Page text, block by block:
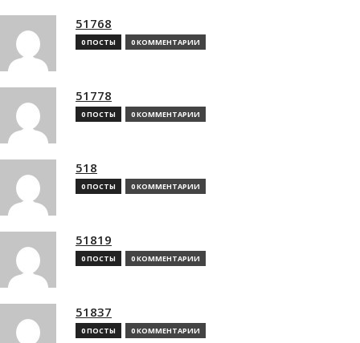
51768
0 ПОСТЫ 0 КОММЕНТАРИИ
51778
0 ПОСТЫ 0 КОММЕНТАРИИ
518
0 ПОСТЫ 0 КОММЕНТАРИИ
51819
0 ПОСТЫ 0 КОММЕНТАРИИ
51837
0 ПОСТЫ 0 КОММЕНТАРИИ